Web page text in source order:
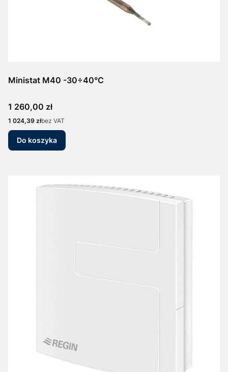
Ministat M40 -30÷40°C
Cena
1 260,00 zł
Cena
1 024,39 złbez VAT
Do koszyka